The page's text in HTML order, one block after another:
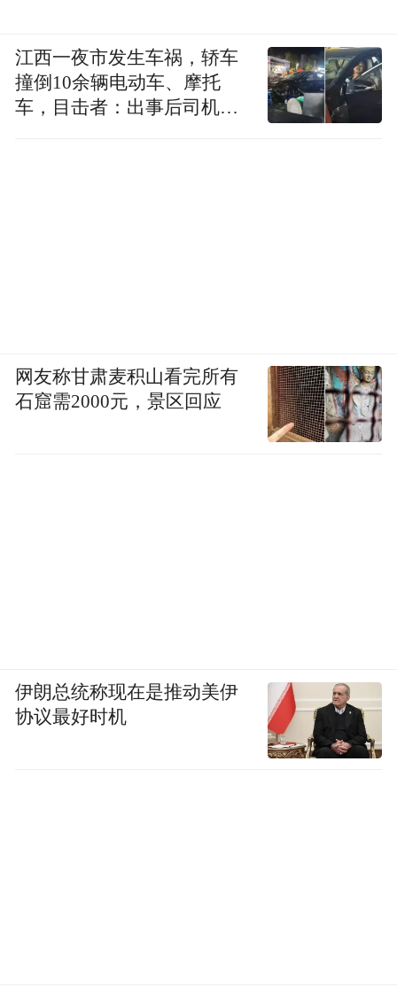
江西一夜市发生车祸，轿车
撞倒10余辆电动车、摩托
车，目击者：出事后司机一
网友称甘肃麦积山看完所有
石窟需2000元，景区回应
伊朗总统称现在是推动美伊
协议最好时机